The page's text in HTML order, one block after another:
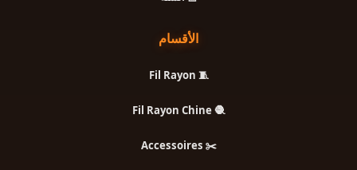
الأقسام
🧵 Fil Rayon
🧶 Fil Rayon Chine
✂️ Accessoires